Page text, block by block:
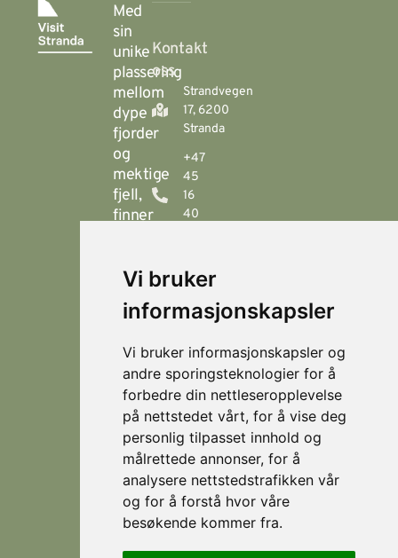
Vi bruker
informasjonskapsler
Vi bruker informasjonskapsler og
andre sporingsteknologier for å
forbedre din nettleseropplevelse
på nettstedet vårt, for å vise deg
personlig tilpasset innhold og
målrettede annonser, for å
analysere nettstedstrafikken vår
og for å forstå hvor våre
besøkende kommer fra.
Med
sin
unike
plassering
mellom
dype
fjorder
og
mektige
fjell,
finner
- en
helårsdestinasjon
som
på
flotte
fjellturer
om
sommeren,
og
som
er et
eldorado
Kontakt
oss
Strandvegen
17, 6200
Stranda
+47
45
16
40
Fjellsætra
Hornindal
Koie
Stranda
Strandafjellet
© 2026
Visit
Personvern
Levert av
Horn Media